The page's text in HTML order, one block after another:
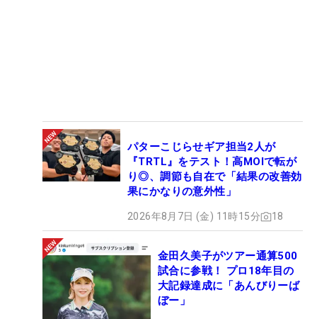
パターこじらせギア担当2人が
『TRTL』をテスト！高MOIで転が
り◎、調節も自在で「結果の改善効
果にかなりの意外性」
2026年8月7日 (金) 11時15分 18
金田久美子がツアー通算500
試合に参戦！ プロ18年目の
大記録達成に「あんびりーば
ぼー」